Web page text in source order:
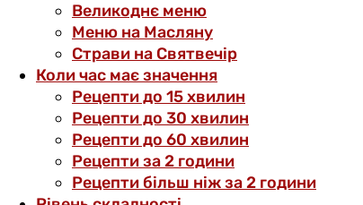
Великоднє меню
Меню на Масляну
Страви на Святвечір
Коли час має значення
Рецепти до 15 хвилин
Рецепти до 30 хвилин
Рецепти до 60 хвилин
Рецепти за 2 години
Рецепти більш ніж за 2 години